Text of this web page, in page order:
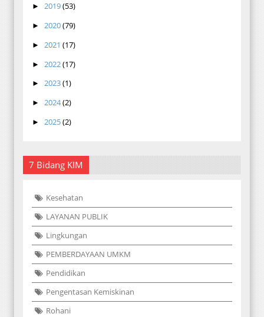
► 2019(53)
► 2020(79)
► 2021 (17)
► 2022(17)
► 2023(1)
► 2024(2)
► 2025(2)
7 Bidang KIM
Kesehatan
LAYANAN PUBLIK
Lingkungan
PEMBERDAYAAN UMKM
Pendidikan
Pengentasan Kemiskinan
Rohani